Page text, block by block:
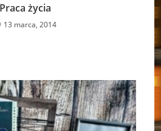
Praca życia
13 marca, 2014